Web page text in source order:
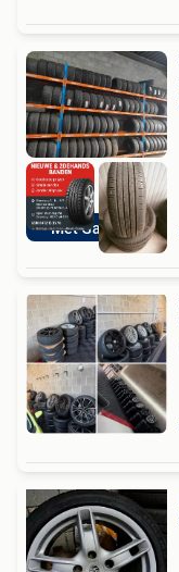
Met Garantie